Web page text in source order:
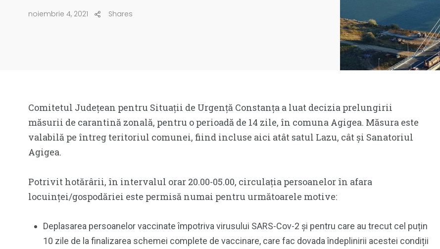
noiembrie 4, 2021 Shares
Comitetul Județean pentru Situații de Urgență Constanța a luat decizia prelungirii
măsurii de carantină zonală, pentru o perioadă de 14 zile, în comuna Agigea. Măsura este
valabilă pe întreg teritoriul comunei, fiind incluse aici atât satul Lazu, cât și Sanatoriul
Agigea.
Potrivit hotărârii, în intervalul orar 20.00-05.00, circulația persoanelor în afara
locuinței/gospodăriei este permisă numai pentru următoarele motive:
Deplasarea persoanelor vaccinate împotriva virusului SARS-Cov-2 și pentru care au trecut cel puțin
10 zile de la finalizarea schemei complete de vaccinare, care fac dovada îndeplinirii acestei condiții